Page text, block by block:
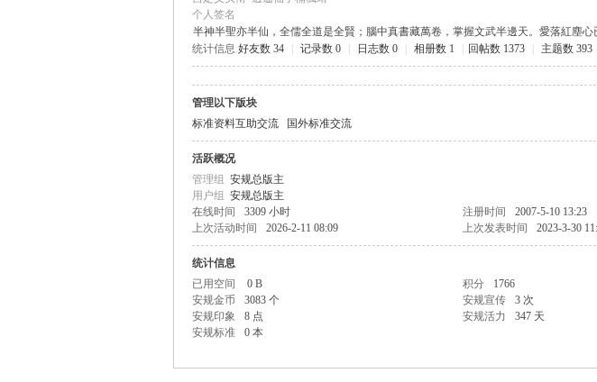
个人签名
半神半聖亦半仙，全儒全道是全賢；腦中真書藏萬卷，掌握文武半邊天。愛落紅塵
统计信息 好友数 34 记录数 0 日志数 0 相册数 1 回帖数 1373 主题数 393
管理以下版块
标准资料互助交流
国外标准交流
活跃概况
管理组 安规总版主
用户组 安规总版主
在线时间
3309 小时 注册时间 2007-5-10 13:23
上次活动时间
2026-2-11 08:09 上次发表时间 2023-3-30
统计信息
已用空间
0 B 积分 1766
安规金币
3083 个 安规宣传 3 次
安规印象
8 点 安规活力 347 天
安规标准
0 本